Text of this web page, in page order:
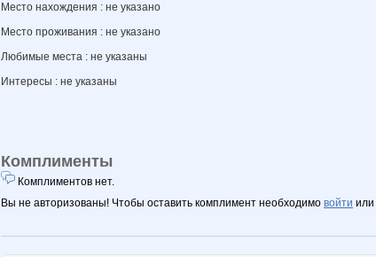
Место нахождения : не указано
Место проживания : не указано
Любимые места : не указаны
Интересы : не указаны
Комплименты
Комплиментов нет.
Вы не авторизованы! Чтобы оставить комплимент необходимо войти или